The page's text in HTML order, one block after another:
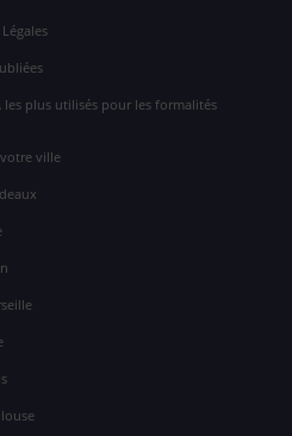
les plus utilisés pour les formalités
ville